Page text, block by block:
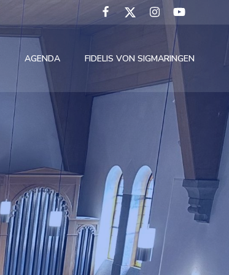
AGENDA FIDELIS VON SIGMARINGEN